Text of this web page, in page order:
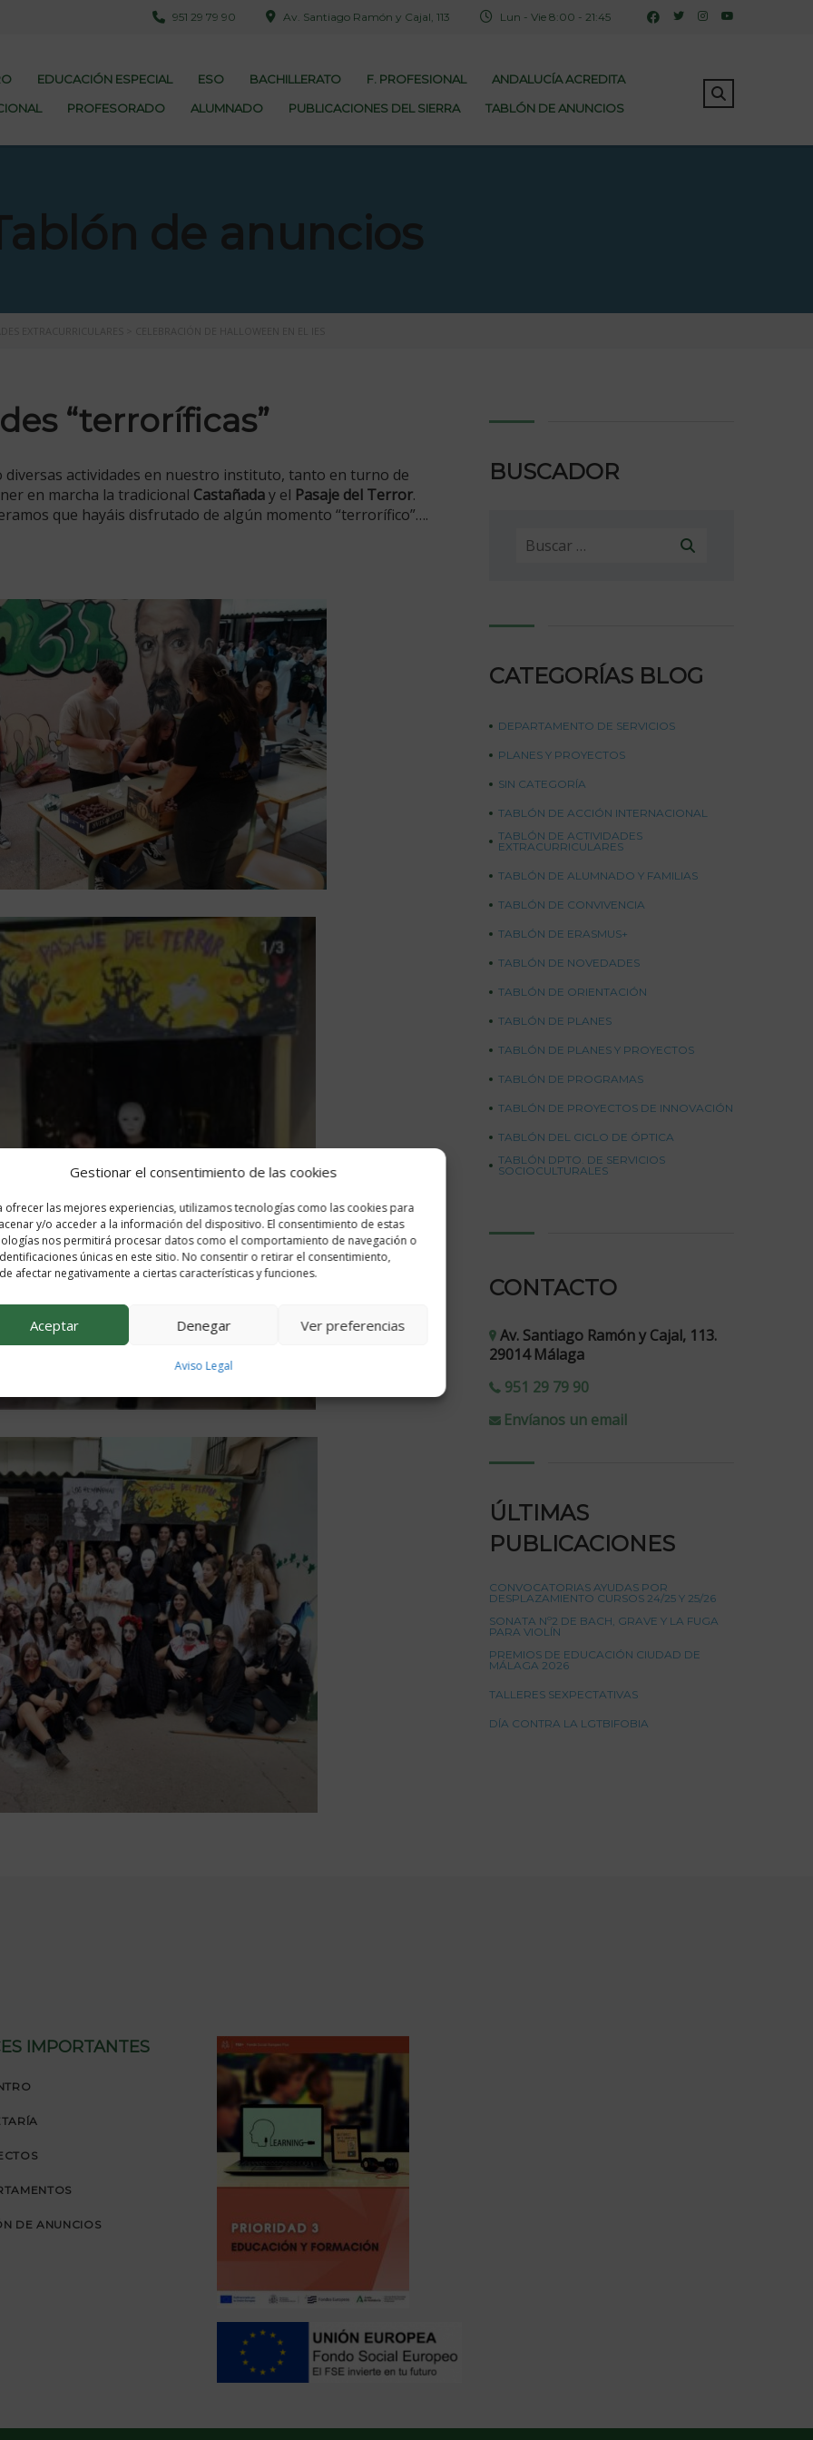
Gestionar el consentimiento de las cookies
ofrecer las mejores experiencias, utilizamos tecnologías como las cookies para
y/o acceder a la información del dispositivo. El consentimiento de estas
nos permitirá procesar datos como el comportamiento de navegación o
únicas en este sitio. No consentir o retirar el consentimiento,
afectar negativamente a ciertas características y funciones.
Aceptar Denegar Ver preferencias
Aviso Legal
Lun - Vie 8:00 - 21:45
Av. Santiago Ramón y Cajal, 113
951 29 79 90
EDUCACIÓN ESPECIAL ESO BACHILLERATO F. PROFESIONAL
ANDALUCÍA ACREDITA
PROFESORADO ALUMNADO PUBLICACIONES DEL SIERRA TABLÓN DE ANUNCIOS
de anuncios
“terroríficas”
diversas actividades en nuestro instituto, tanto en turno de
en marcha la tradicional Castañaday el Pasaje del Terror.
que hayáis disfrutado de algún momento “terrorífico”….
BUSCADOR
Buscar:
CATEGORÍAS BLOG
DEPARTAMENTO DE SERVICIOS
PLANES Y PROYECTOS
SIN CATEGORÍA
TABLÓN DE ACCIÓN INTERNACIONAL
TABLÓN DE ACTIVIDADES
EXTRACURRICULARES
TABLÓN DE ALUMNADO Y FAMILIAS
TABLÓN DE CONVIVENCIA
TABLÓN DE ERASMUS+
TABLÓN DE NOVEDADES
TABLÓN DE ORIENTACIÓN
TABLÓN DE PLANES
TABLÓN DE PLANES Y PROYECTOS
TABLÓN DE PROGRAMAS
TABLÓN DE PROYECTOS DE INNOVACIÓN
TABLÓN DEL CICLO DE ÓPTICA
TABLÓN DPTO. DE SERVICIOS
SOCIOCULTURALES
CONTACTO
Av. Santiago Ramón y Cajal, 113.
29014 Málaga
951 29 79 90
Envíanos un email
ÚLTIMAS
PUBLICACIONES
CONVOCATORIAS AYUDAS POR
DESPLAZAMIENTO CURSOS 24/25 Y 25/26
SONATA Nº2 DE BACH, GRAVE Y LA FUGA
PARA VIOLÍN
PREMIOS DE EDUCACIÓN CIUDAD DE
MÁLAGA 2026
TALLERES SEXPECTATIVAS
DÍA CONTRA LA LGTBIFOBIA
IMPORTANTES
DE ANUNCIOS